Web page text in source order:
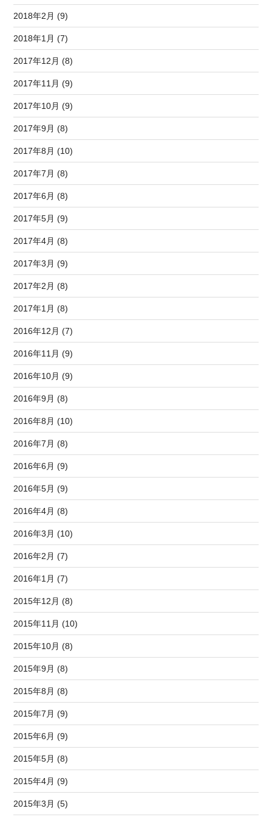
2018年2月 (9)
2018年1月 (7)
2017年12月 (8)
2017年11月 (9)
2017年10月 (9)
2017年9月 (8)
2017年8月 (10)
2017年7月 (8)
2017年6月 (8)
2017年5月 (9)
2017年4月 (8)
2017年3月 (9)
2017年2月 (8)
2017年1月 (8)
2016年12月 (7)
2016年11月 (9)
2016年10月 (9)
2016年9月 (8)
2016年8月 (10)
2016年7月 (8)
2016年6月 (9)
2016年5月 (9)
2016年4月 (8)
2016年3月 (10)
2016年2月 (7)
2016年1月 (7)
2015年12月 (8)
2015年11月 (10)
2015年10月 (8)
2015年9月 (8)
2015年8月 (8)
2015年7月 (9)
2015年6月 (9)
2015年5月 (8)
2015年4月 (9)
2015年3月 (5)